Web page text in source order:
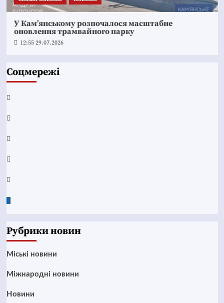
У Кам’янському розпочалося масштабне
оновлення трамвайного парку
12:55 29.07.2026
Соцмережі
Facebook
YouTube
Telegram
Instagram
Twitter
Google
Рубрики новин
Mіські новини
Міжнародні новини
Новини